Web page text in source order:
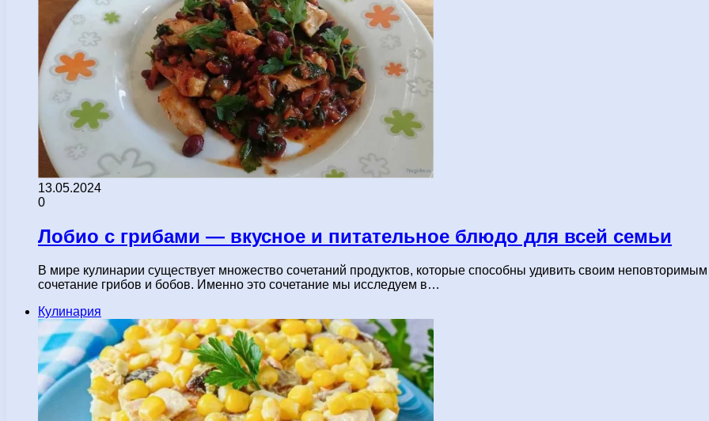
13.05.2024
0
Лобио с грибами — вкусное и питательное блюдо для всей семьи
В мире кулинарии существует множество сочетаний продуктов, которые способны удивить своим
сочетание грибов и бобов. Именно это сочетание мы исследуем в…
Кулинария